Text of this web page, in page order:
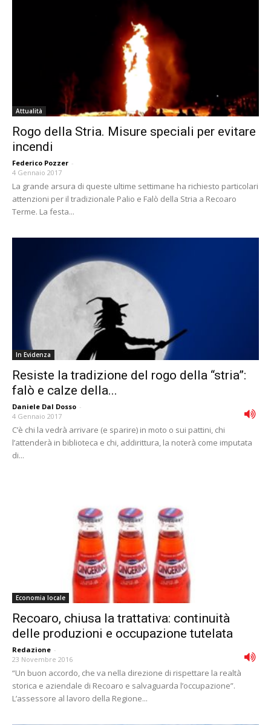
Attualità
Rogo della Stria. Misure speciali per evitare
incendi
Federico Pozzer -
4 Gennaio 2017
La grande arsura di queste ultime settimane ha richiesto particolari
attenzioni per il tradizionale Palio e Falò della Stria a Recoaro
Terme. La festa...
In Evidenza
Resiste la tradizione del rogo della “stria”:
falò e calze della...
Daniele Dal Dosso -
4 Gennaio 2017
C’è chi la vedrà arrivare (e sparire) in moto o sui pattini, chi
l’attenderà in biblioteca e chi, addirittura, la noterà come imputata
di...
Economia locale
Recoaro, chiusa la trattativa: continuità
delle produzioni e occupazione tutelata
Redazione -
23 Novembre 2016
“Un buon accordo, che va nella direzione di rispettare la realtà
storica e aziendale di Recoaro e salvaguarda l’occupazione”.
L’assessore al lavoro della Regione...